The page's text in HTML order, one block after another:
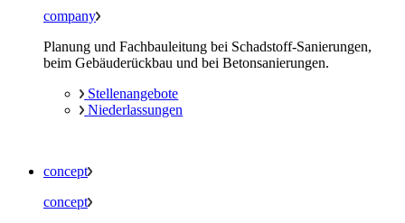
company
Planung und Fachbauleitung bei Schadstoff-Sanierungen,
beim Gebäuderückbau und bei Betonsanierungen.
Stellenangebote
Niederlassungen
concept
concept